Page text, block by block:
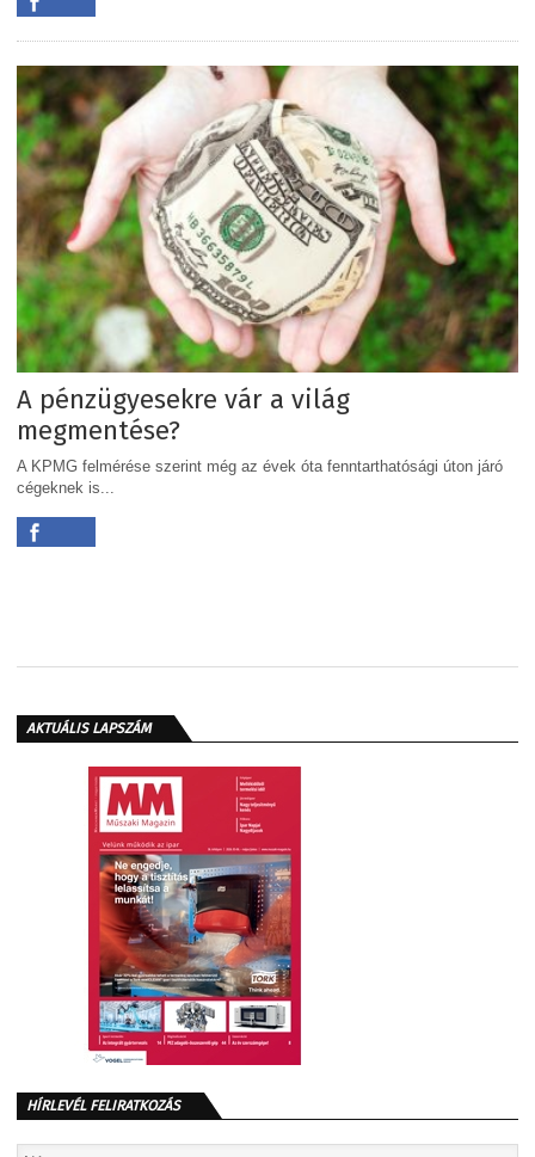
A pénzügyesekre vár a világ
megmentése?
A KPMG felmérése szerint még az évek óta fenntarthatósági úton járó
cégeknek is...
AKTUÁLIS LAPSZÁM
HÍRLEVÉL FELIRATKOZÁS